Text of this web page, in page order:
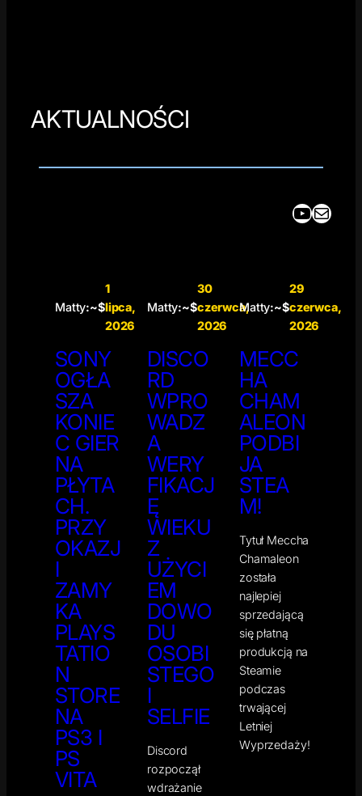
AKTUALNOŚCI
YouTube Mail
Matty:~$
1
lipca,
2026
SONY
OGŁA
SZA
KONIE
C GIER
NA
PŁYTA
CH.
PRZY
OKAZJ
I
ZAMY
KA
PLAYS
TATIO
N
STORE
NA
PS3 I
PS
VITA
Matty:~$
30
czerwca,
2026
DISCO
RD
WPRO
WADZ
A
WERY
FIKACJ
Ę
WIEKU
Z
UŻYCI
EM
DOWO
DU
OSOBI
STEGO
I
SELFIE
Discord
rozpoczął
wdrażanie
Matty:~$
29
czerwca,
2026
MECC
HA
CHAM
ALEON
PODBI
JA
STEA
M!
Tytuł Meccha
Chamaleon
została
najlepiej
sprzedającą
się płatną
produkcją na
Steamie
podczas
trwającej
Letniej
Wyprzedaży!